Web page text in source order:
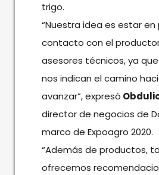
trigo.
“Nuestra idea es estar
contacto con el
asesores técnicos, ya
nos indican el camino
avanzar”, expresó
director de negocios de
marco de Expoagro 2020.
“Además de productos,
ofrecemos